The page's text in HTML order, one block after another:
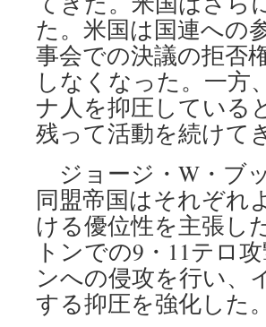
た。米国は国連への
事会での決議の拒否
しなくなった。一方
ナ人を抑圧している
残って活動を続けて
ジョージ・W・ブ
同盟帝国はそれぞれ
ける優位性を主張し
トンでの9・11テロ
ンへの侵攻を行い、
する抑圧を強化した。